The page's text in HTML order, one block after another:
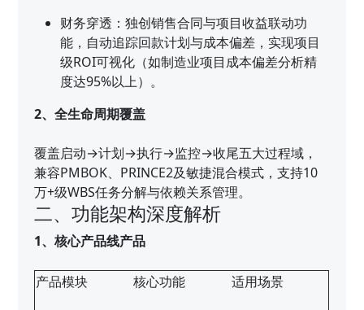
财务穿透：独创销售合同与项目收益联动功
能，自动追踪回款计划与成本偏差，实现项目
级ROI可视化（如制造业项目成本偏差分析精
度达95%以上）。
2、全生命周期覆盖
覆盖启动→计划→执行→监控→收尾五大过程域，
兼容PMBOK、PRINCE2及敏捷混合模式，支持10
万+级WBS任务分解与依赖关系管理。
二、功能架构深度解析
1、核心产品线产品
产品模块 核心功能
适用场景